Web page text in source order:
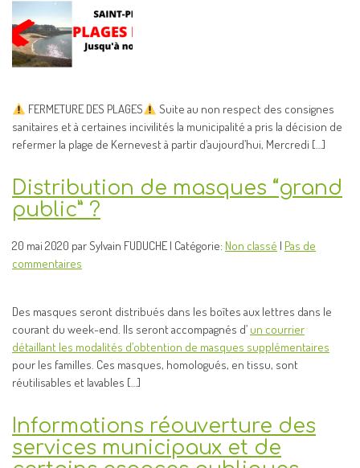
FERMETURE DES PLAGES
Suite au non respect des consignes
sanitaires et à certaines incivilités la municipalité a pris la décision de
refermer la plage de Kernevest à partir d’aujourd’hui, Mercredi […]
Distribution de masques “grand
public” ?
20 mai 2020 par Sylvain FUDUCHE | Catégorie: Non classé | Pas de
commentaires
Des masques seront distribués dans les boîtes aux lettres dans le
courant du week-end. Ils seront accompagnés d’ un courrier
détaillant les modalités d’obtention de masques supplémentaires
pour les familles. Ces masques, homologués, en tissu, sont
réutilisables et lavables […]
Informations réouverture des
services municipaux et de